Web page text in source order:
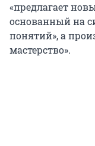
«предлагает
основанный на
понятий», а
мастерство».